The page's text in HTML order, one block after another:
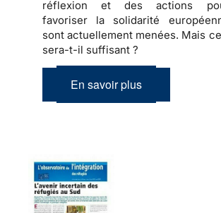
réflexion et des actions
favoriser la solidarité
sont actuellement menées. Mais
sera-t-il suffisant ?
En savoir plus